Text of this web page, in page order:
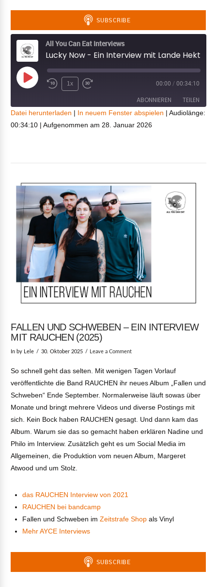
VIEW POST
All You Can Eat Interviews
Lucky Now - Ein Interview mit Lande Hekt
Play
1x 00:00 / 00:34:10
ABONNIEREN TEILEN
TEILEN
Datei herunterladen | In neuem Fenster abspielen |Audiolänge:
00:34:10 |Aufgenommen am 28. Januar 2026
VIEW POST
FALLEN UND SCHWEBEN – EIN INTERVIEW
MIT RAUCHEN (2025)
In by Lele 30. Oktober 2025 Leave a Comment
So schnell geht das selten. Mit wenigen Tagen Vorlauf
veröffentlichte die Band RAUCHEN ihr neues Album „Fallen und
Schweben“ Ende September. Normalerweise läuft sowas über
Monate und bringt mehrere Videos und diverse Postings mit
sich. Kein Bock haben RAUCHEN gesagt. Und dann kam das
Album. Warum sie das so gemacht haben erklären Nadine und
Philo im Interview. Zusätzlich geht es um Social Media im
Allgemeinen, die Produktion vom neuen Album, Margeret
Atwood und um Stolz.
das RAUCHEN Interview von 2021
RAUCHEN bei bandcamp
Fallen und Schweben im Zeitstrafe Shopals Vinyl
Mehr AYCE Interviews